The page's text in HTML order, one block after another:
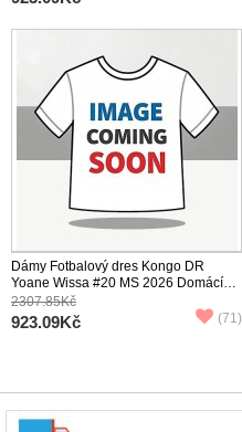
Dámy Fotbalový dres Kongo DR
Yoane Wissa #20 MS 2026 Domácí
Krátký Rukáv
2307.85Kč
923.09Kč (71)